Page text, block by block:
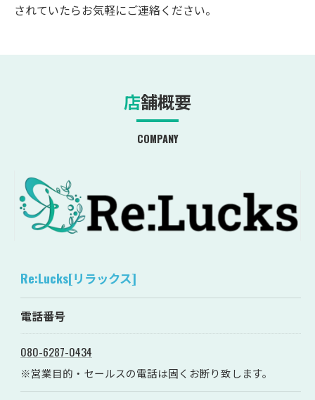
されていたらお気軽にご連絡ください。
店舗概要
COMPANY
Re:Lucks[リラックス]
電話番号
080-6287-0434
※営業目的・セールスの電話は固くお断り致します。